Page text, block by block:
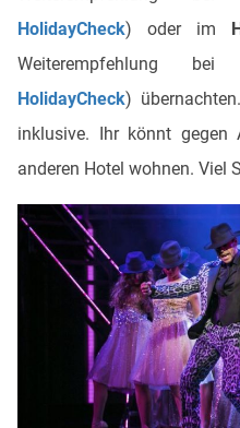
HolidayCheck) oder im
Weiterempfehlung
HolidayCheck)
inklusive. Ihr könnt gegen
anderen Hotel wohnen. Viel